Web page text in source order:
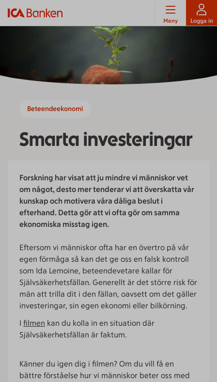
Meny Logga in
Beteendeekonomi
Smarta investeringar
Forskning har visat att ju mindre vi människor vet
om något, desto mer tenderar vi att överskatta vår
kunskap och motivera våra dåliga beslut i
efterhand. Detta gör att vi ofta gör om samma
ekonomiska misstag igen.
Eftersom vi människor ofta har en övertro på vår
egen förmåga så kan det ge oss en falsk kontroll
som Ida Lemoine, beteendevetare kallar för
Självsäkerhetsfällan. Generellt är det större risk för
män att trilla dit i den fällan, oavsett om det gäller
investeringar, sin egen ekonomi eller bilkörning.
I filmen kan du kolla in en situation där
Självsäkerhetsfällan är faktum.
Känner du igen dig i filmen? Om du vill få en
bättre förståelse hur vi människor beter oss med